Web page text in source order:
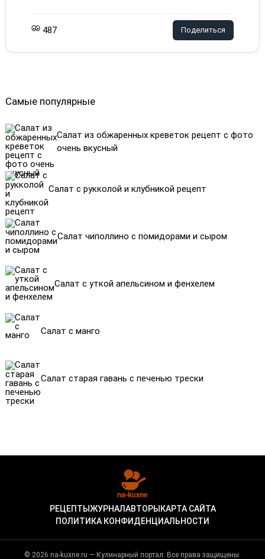
Самые популярные
Салат из обжаренных креветок рецепт с фото
очень вкусный
Салат с рукколой и клубникой рецепт
Салат чиполлино с помидорами и сыром
Салат с уткой апельсином и фенхелем
Салат с манго
Салат старая гавань с печенью трески
487 Поделиться
РЕЦЕПТЫ ЖУРНАЛАВТОРЫ КАРТА САЙТА
ПОЛИТИКА КОНФИДЕНЦИАЛЬНОСТИ
© 2026 na-kuxne.ru — Кулинарный портал. Все права защищены.